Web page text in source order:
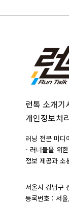
런톡 소개기
개인정보처
러닝 전문 미
- 러너들을 위
정보 제공과 소
서울시 강남구
등록번호 : 서